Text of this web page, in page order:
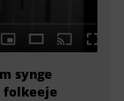
synge
folkeeje